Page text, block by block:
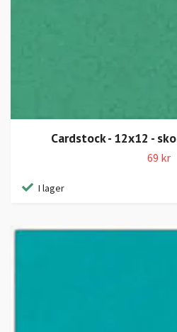
Cardstock - 12x12 -
69 kr
I lager